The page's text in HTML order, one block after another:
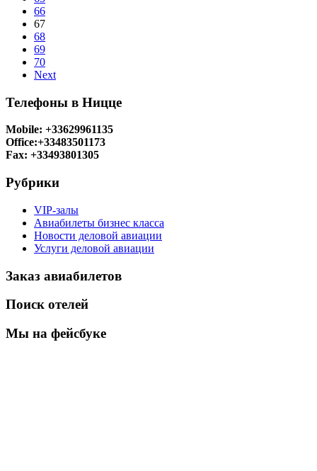
66
67
68
69
70
Next
Телефоны в Ницце
Mobile: +33629961135
Office:+33483501173
Fax: +33493801305
Рубрики
VIP-залы
Авиабилеты бизнес класса
Новости деловой авиации
Услуги деловой авиации
Заказ авиабилетов
Поиск отелей
Мы на фейсбуке